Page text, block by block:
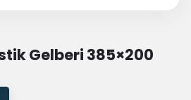
Gelberi 385×200